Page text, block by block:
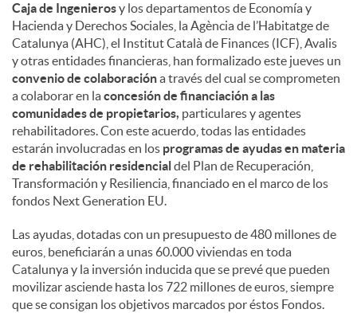
Caja de Ingenierosy los departamentos de Economía y
Hacienda y Derechos Sociales, la Agència de l’Habitatge de
Catalunya (AHC), el Institut Català de Finances (ICF), Avalis
y otras entidades financieras, han formalizado este jueves un
convenio de colaboracióna través del cual se comprometen
a colaborar en laconcesión de financiación a las
comunidades de propietarios, particulares y agentes
rehabilitadores. Con este acuerdo, todas las entidades
estarán involucradas en los programas de ayudas en materia
de rehabilitación residencial del Plan de Recuperación,
Transformación y Resiliencia, financiado en el marco de los
fondos Next Generation EU.
Las ayudas, dotadas con un presupuesto de 480 millones de
euros, beneficiarán a unas 60.000 viviendas en toda
Catalunya y la inversión inducida que se prevé que pueden
movilizar asciende hasta los 722 millones de euros, siempre
que se consigan los objetivos marcados por éstos Fondos.